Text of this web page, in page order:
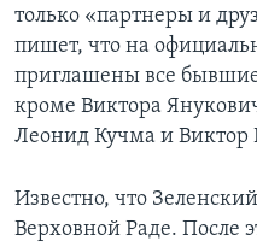
только «партнеры и
пишет, что на
приглашены все
кроме Виктора
Леонид Кучма и
Известно, что
Верховной Раде. После